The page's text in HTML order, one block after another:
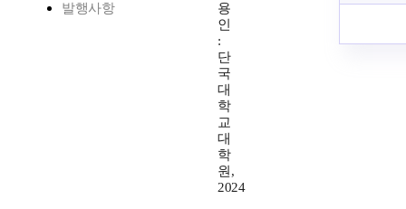
발행사항
용
인
:
단
국
대
학
교
대
학
원,
2024